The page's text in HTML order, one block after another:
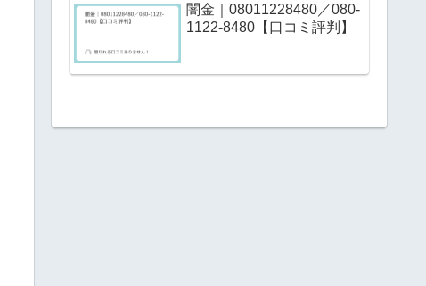
闇金｜08011228480／080-
1122-8480【口コミ評判】